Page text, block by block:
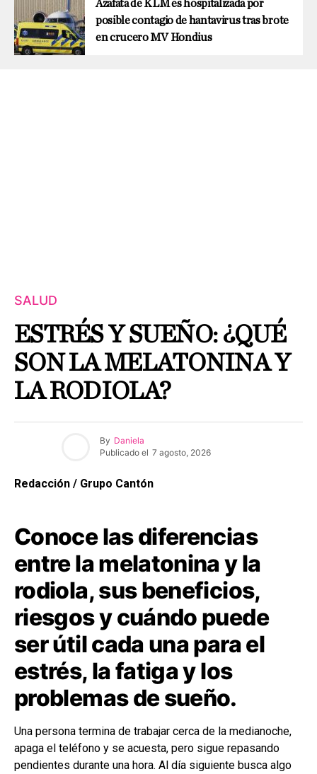
Azafata de KLM es hospitalizada por
posible contagio de hantavirus tras brote
en crucero MV Hondius
SALUD
ESTRÉS Y SUEÑO: ¿QUÉ
SON LA MELATONINA Y
LA RODIOLA?
By Daniela
Publicado el 7 agosto, 2026
Redacción / Grupo Cantón
Conoce las diferencias
entre la melatonina y la
rodiola, sus beneficios,
riesgos y cuándo puede
ser útil cada una para el
estrés, la fatiga y los
problemas de sueño.
Una persona termina de trabajar cerca de la medianoche,
apaga el teléfono y se acuesta, pero sigue repasando
pendientes durante una hora. Al día siguiente busca algo